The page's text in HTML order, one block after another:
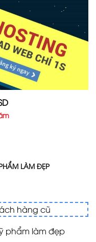
LÀM ĐẸP
hàng cũ
phẩm làm đẹp